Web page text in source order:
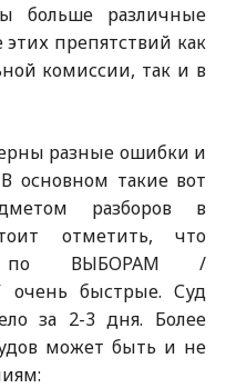
больше различные
препятствий как
комиссии, так и в
разные ошибки и
основном такие вот
разборов в
отметить, что
по ВЫБОРАМ /
быстрые. Суд
за 2-3 дня. Более
может быть и не